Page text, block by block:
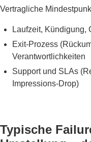
Vertragliche
Laufzeit, Kündigung,
Exit-Prozess
Verantwortlichkeiten
Support und SLAs
Impressions-Drop)
Typische